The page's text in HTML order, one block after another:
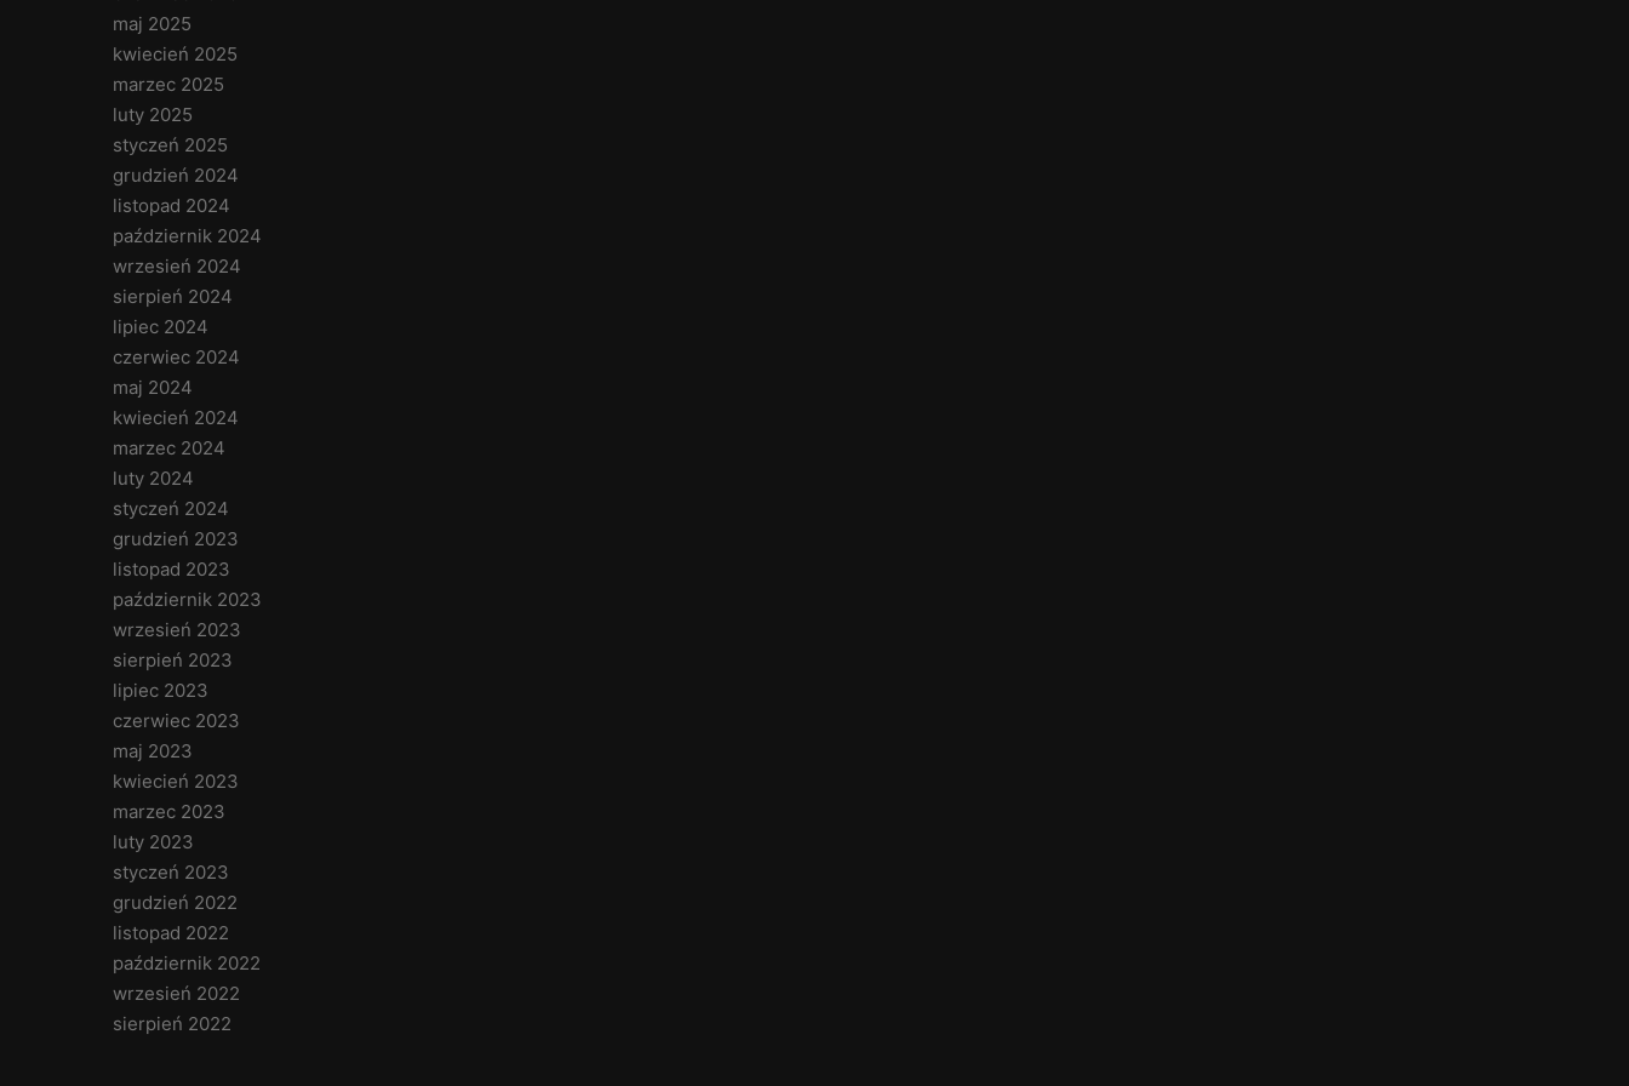
maj 2025
kwiecień 2025
marzec 2025
luty 2025
styczeń 2025
grudzień 2024
listopad 2024
październik 2024
wrzesień 2024
sierpień 2024
lipiec 2024
czerwiec 2024
maj 2024
kwiecień 2024
marzec 2024
luty 2024
styczeń 2024
grudzień 2023
listopad 2023
październik 2023
wrzesień 2023
sierpień 2023
lipiec 2023
czerwiec 2023
maj 2023
kwiecień 2023
marzec 2023
luty 2023
styczeń 2023
grudzień 2022
listopad 2022
październik 2022
wrzesień 2022
sierpień 2022